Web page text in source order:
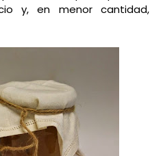
y, en menor cantidad,